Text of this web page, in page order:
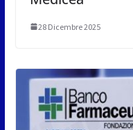
28 Dicembre 2025